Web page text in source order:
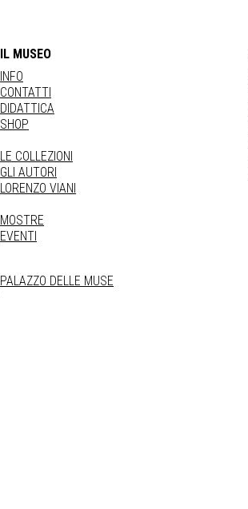
IL MUSEO
INFO
CONTATTI
DIDATTICA
SHOP
LE COLLEZIONI
GLI AUTORI
LORENZO VIANI
MOSTRE
EVENTI
PALAZZO DELLE MUSE